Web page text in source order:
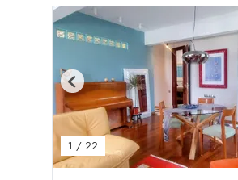
1 / 22
Previous